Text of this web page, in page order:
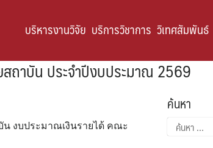
บริหารงานวิจัย บริการวิชาการ วิเทศสัมพันธ์
ถาบัน ประจำปีงบประมาณ 2569
งบประมาณเงินรายได้ คณะ
ค้นหา
ค้นหา
สำหรับ: